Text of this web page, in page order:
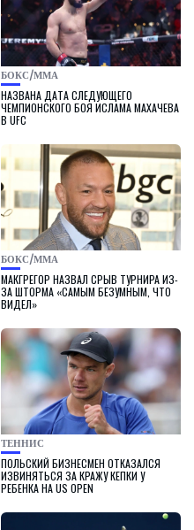
БОКС/ММА
НАЗВАНА ДАТА СЛЕДУЮЩЕГО
ЧЕМПИОНСКОГО БОЯ ИСЛАМА МАХАЧЕВА
В UFC
БОКС/ММА
МАКГРЕГОР НАЗВАЛ СРЫВ ТУРНИРА ИЗ-
ЗА ШТОРМА «САМЫМ БЕЗУМНЫМ, ЧТО
ВИДЕЛ»
ТЕННИС
ПОЛЬСКИЙ БИЗНЕСМЕН ОТКАЗАЛСЯ
ИЗВИНЯТЬСЯ ЗА КРАЖУ КЕПКИ У
РЕБЕНКА НА US OPEN